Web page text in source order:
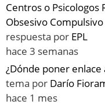
Centros o Psicologos
Obsesivo Compulsivo
respuesta por EPL
hace 3 semanas
¿Dónde poner
tema por Darío
hace 1 mes